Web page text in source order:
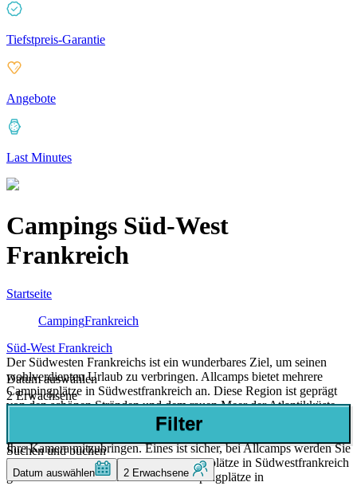
Tiefstpreis-Garantie
Angebote
Last Minutes
Campings Süd-West
Frankreich
Startseite
CampingFrankreich
Süd-West Frankreich
Der Südwesten Frankreichs ist ein wunderbares Ziel, um seinen
wohlverdienten Urlaub zu verbringen. Allcamps bietet mehrere
Campingplätze in Südwestfrankreich an. Diese Region ist geprägt
von den schönen Stränden und dem rauen Meer der Atlantikküste,
sowie der schönen Dünenlandschaft. Im Landesinneren finden Sie
zahlreiche Weinberge und Pinienwälder. Vergessen Sie also nicht,
Ihre Kamera mitzubringen. Eines ist sicher, bei Allcamps werden Sie
Ihren Aufenthalt auf einem der Campingplätze in Südwestfrankreich
genießen. Sehen Sie sich hier die Campingplätze in
Datum auswählen
2 Erwachsene
Filter
Suchen und buchen
Datum auswählen 2 Erwachsene